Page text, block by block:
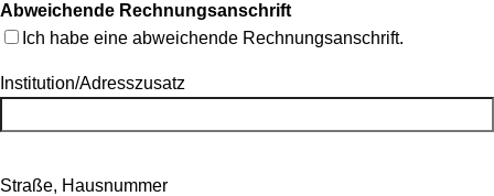
Abweichende Rechnungsanschrift
Ich habe eine abweichende Rechnungsanschrift.
Institution/Adresszusatz
Straße, Hausnummer